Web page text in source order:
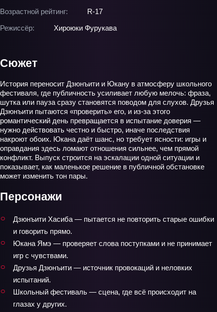
Возрастной рейтинг:
R-17
Режиссёр:
Хироюки Фурукава
Сюжет
История переносит Дзюнъити и Юкану в атмосферу школьного
фестиваля, где публичность усиливает любую мелочь: фраза,
шутка или пауза сразу становятся поводом для слухов. Друзья
Дзюнъити пытаются «проверить» его, и из-за этого
романтический день превращается в испытание доверия —
нужно действовать честно и быстро, иначе последствия
накроют обоих. Юкана даёт шанс, но требует ясности: игры и
оправдания здесь ломают отношения сильнее, чем прямой
конфликт. Выпуск строится на эскалации одной ситуации и
показывает, как маленькое решение в публичной обстановке
может изменить тон пары.
Персонажи
Дзюнъити Хасиба — пытается не повторить старые ошибки
и говорить прямо.
Юкана Ямэ — проверяет слова поступками и не принимает
игр с чувствами.
Друзья Дзюнъити — источник провокаций и неловких
испытаний.
Школьный фестиваль — сцена, где всё происходит на
глазах у других.